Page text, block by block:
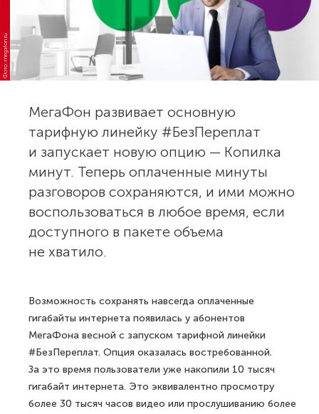
Фото: megafon.ru
МегаФон развивает основную
тарифную линейку #БезПереплат
и запускает новую опцию — Копилка
минут. Теперь оплаченные минуты
разговоров сохраняются, и ими можно
воспользоваться в любое время, если
доступного в пакете объема
не хватило.
Возможность сохранять навсегда оплаченные
гигабайты интернета появилась у абонентов
МегаФона весной с запуском тарифной линейки
#БезПереплат. Опция оказалась востребованной.
За это время пользователи уже накопили 10 тысяч
гигабайт интернета. Это эквивалентно просмотру
более 30 тысяч часов видео или прослушиванию более